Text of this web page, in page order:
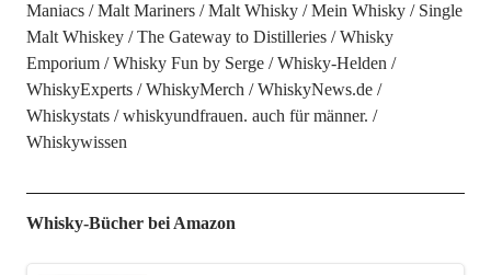
Maniacs
Malt Mariners Malt Whisky Mein Whisky
Single
Malt Whiskey
The Gateway to Distilleries
Whisky
Emporium
Whisky Fun by Serge
Whisky-Helden
WhiskyExperts
WhiskyMerch
WhiskyNews.de
Whiskystats
whiskyundfrauen. auch für männer.
Whiskywissen
Whisky-Bücher bei Amazon